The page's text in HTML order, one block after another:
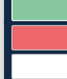
planer? Vi har
juridik, som kan
du ska köpaskog
Köp- och
Köper du en